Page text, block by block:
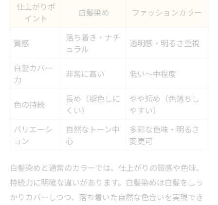
仕上がりポ
イント
白髪染め ファッションカラー
質感
落ち着き・ナチ
ュラル
透明感・明るさ重視
白髪カバー
力
非常に高い 低い～中程度
色の持続
長め（褪色しに
くい）
やや短め（色落ちし
やすい）
バリエーシ
ョン
自然なトーン中
心
多彩な色味・明るさ
変更可
白髪染めと通常のカラーでは、仕上がりの質感や色味、
持続力に明確な違いがあります。白髪染めは白髪をしっ
かりカバーしつつ、落ち着いた自然な色合いを実現でき